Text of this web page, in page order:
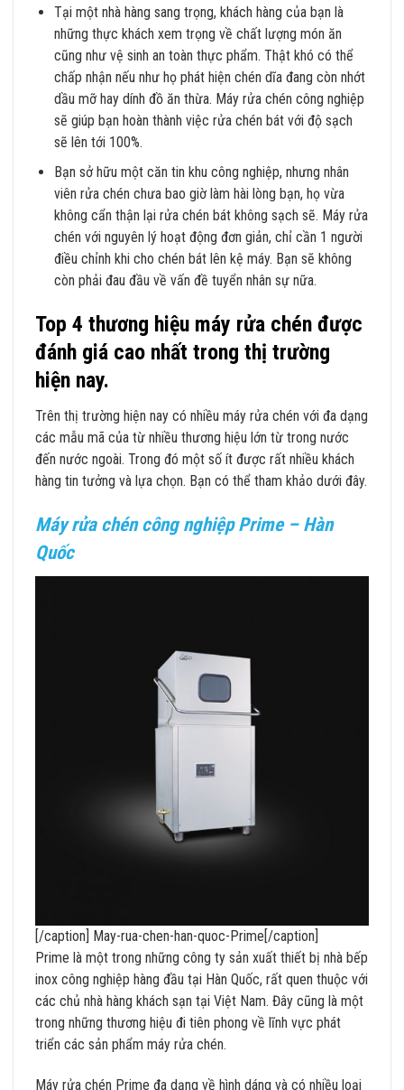
Tại một nhà hàng sang trọng, khách hàng của bạn là
những thực khách xem trọng về chất lượng món ăn
cũng như vệ sinh an toàn thực phẩm. Thật khó có thể
chấp nhận nếu như họ phát hiện chén dĩa đang còn nhớt
dầu mỡ hay dính đồ ăn thừa. Máy rửa chén công nghiệp
sẽ giúp bạn hoàn thành việc rửa chén bát với độ sạch
sẽ lên tới 100%.
Bạn sở hữu một căn tin khu công nghiệp, nhưng nhân
viên rửa chén chưa bao giờ làm hài lòng bạn, họ vừa
không cẩn thận lại rửa chén bát không sạch sẽ. Máy rửa
chén với nguyên lý hoạt động đơn giản, chỉ cần 1 người
điều chỉnh khi cho chén bát lên kệ máy. Bạn sẽ không
còn phải đau đầu về vấn đề tuyển nhân sự nữa.
Top 4 thương hiệu máy rửa chén được
đánh giá cao nhất trong thị trường
hiện nay.
Trên thị trường hiện nay có nhiều máy rửa chén với đa dạng
các mẫu mã của từ nhiều thương hiệu lớn từ trong nước
đến nước ngoài. Trong đó một số ít được rất nhiều khách
hàng tin tưởng và lựa chọn. Bạn có thể tham khảo dưới đây.
Máy rửa chén công nghiệp Prime – Hàn
Quốc
[/caption] May-rua-chen-han-quoc-Prime[/caption]
Prime là một trong những công ty sản xuất thiết bị nhà bếp
inox công nghiệp hàng đầu tại Hàn Quốc, rất quen thuộc với
các chủ nhà hàng khách sạn tại Việt Nam. Đây cũng là một
trong những thương hiệu đi tiên phong về lĩnh vực phát
triển các sản phẩm máy rửa chén.
Máy rửa chén Prime đa dạng về hình dáng và có nhiều loại